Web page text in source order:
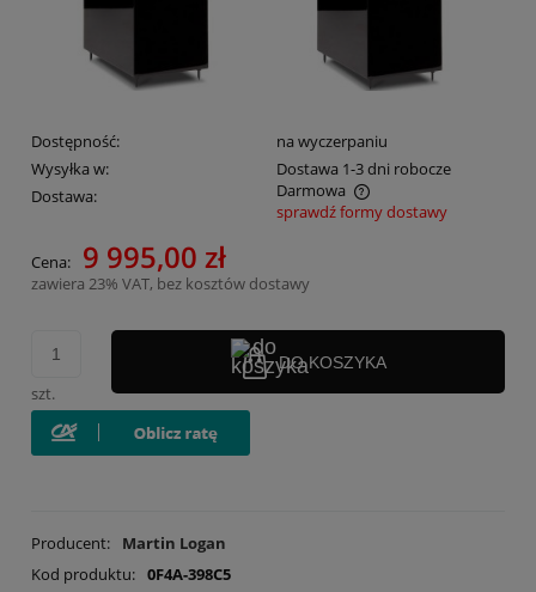
Dostępność:
na wyczerpaniu
Wysyłka w:
Dostawa 1-3 dni robocze
Dostawa:
Darmowa
Cena nie zawiera ewentualnych kosztów płatności
sprawdź formy dostawy
Cena: 9 995,00 zł
zawiera 23% VAT, bez kosztów dostawy
szt.
DO KOSZYKA
Producent:
Martin Logan
Kod produktu: 0F4A-398C5